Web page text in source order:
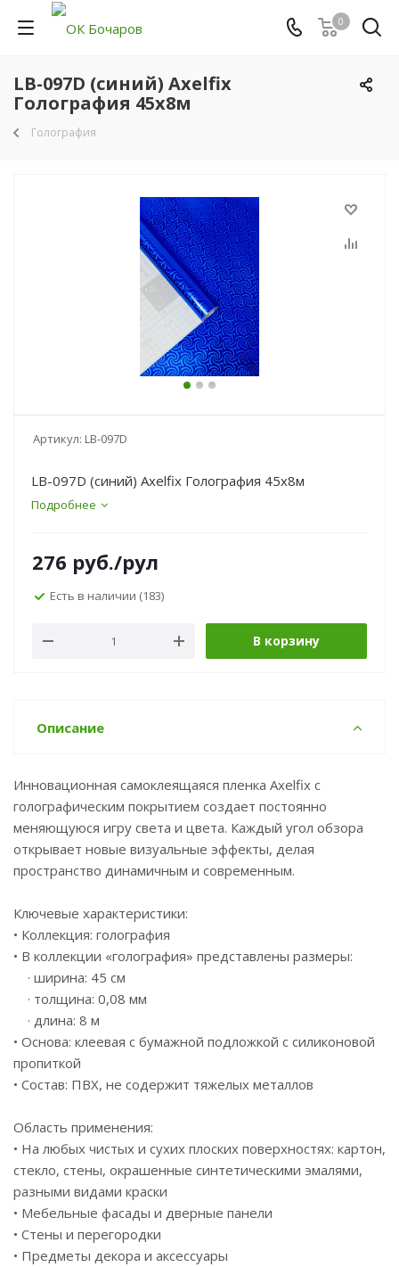
0
LB-097D (синий) Axelfix
Голография 45х8м
Голография
Артикул: LB-097D
LB-097D (синий) Axelfix Голография 45х8м
Подробнее
276 руб./рул
Есть в наличии (183)
В корзину
Описание
Инновационная самоклеящаяся пленка Axelfix с
голографическим покрытием создает постоянно
меняющуюся игру света и цвета. Каждый угол обзора
открывает новые визуальные эффекты, делая
пространство динамичным и современным.
Ключевые характеристики:
• Коллекция: голография
• В коллекции «голография» представлены размеры:
· ширина: 45 см
· толщина: 0,08 мм
· длина: 8 м
• Основа: клеевая с бумажной подложкой с силиконовой
пропиткой
• Состав: ПВХ, не содержит тяжелых металлов
Область применения:
• На любых чистых и сухих плоских поверхностях: картон,
стекло, стены, окрашенные синтетическими эмалями,
разными видами краски
• Мебельные фасады и дверные панели
• Стены и перегородки
• Предметы декора и аксессуары